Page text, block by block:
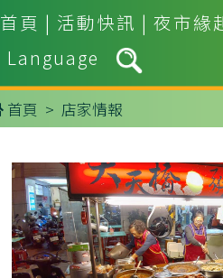
首頁 | 活動快訊 | 夜市緣
Language
首頁 > 店家情報